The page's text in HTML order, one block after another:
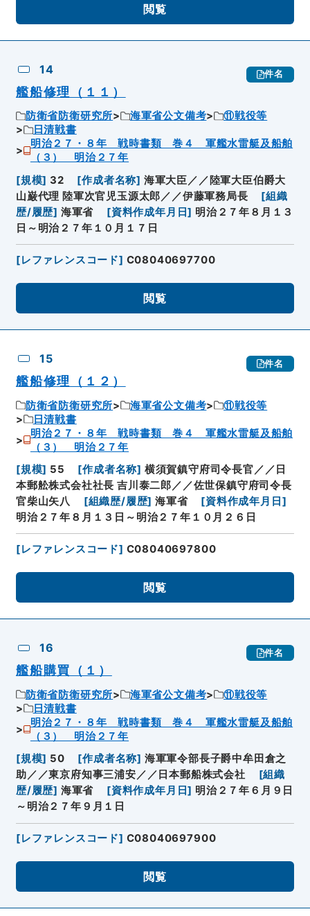
閲覧
14 件名
艦船修理（１１）
防衛省防衛研究所 海軍省公文備考
⑪戦役等
日清戦書
明治２７・８年 戦時書類 巻４ 軍艦水雷艇及船舶
（３） 明治２７年
[規模] 32 [作成者名称] 海軍大臣／／陸軍大臣伯爵大
山巌代理 陸軍次官児玉源太郎／／伊藤軍務局長
[組織
歴/履歴] 海軍省 [資料作成年月日] 明治２７年８月１３
日～明治２７年１０月１７日
[レファレンスコード] C08040697700
閲覧
15 件名
艦船修理（１２）
防衛省防衛研究所 海軍省公文備考
⑪戦役等
日清戦書
明治２７・８年 戦時書類 巻４ 軍艦水雷艇及船舶
（３） 明治２７年
[規模] 55 [作成者名称] 横須賀鎮守府司令長官／／日
本郵舩株式会社社長 吉川泰二郎／／佐世保鎮守府司令長
官柴山矢八
[組織歴/履歴] 海軍省 [資料作成年月日 ]
明治２７年８月１３日～明治２７年１０月２６日
[レファレンスコード] C08040697800
閲覧
16 件名
艦船購買（１）
防衛省防衛研究所 海軍省公文備考
⑪戦役等
日清戦書
明治２７・８年 戦時書類 巻４ 軍艦水雷艇及船舶
（３） 明治２７年
[規模] 50 [作成者名称] 海軍軍令部長子爵中牟田倉之
助／／東京府知事三浦安／／日本郵船株式会社
[組織
歴/履歴] 海軍省 [資料作成年月日] 明治２７年６月９日
～明治２７年９月１日
[レファレンスコード] C08040697900
閲覧